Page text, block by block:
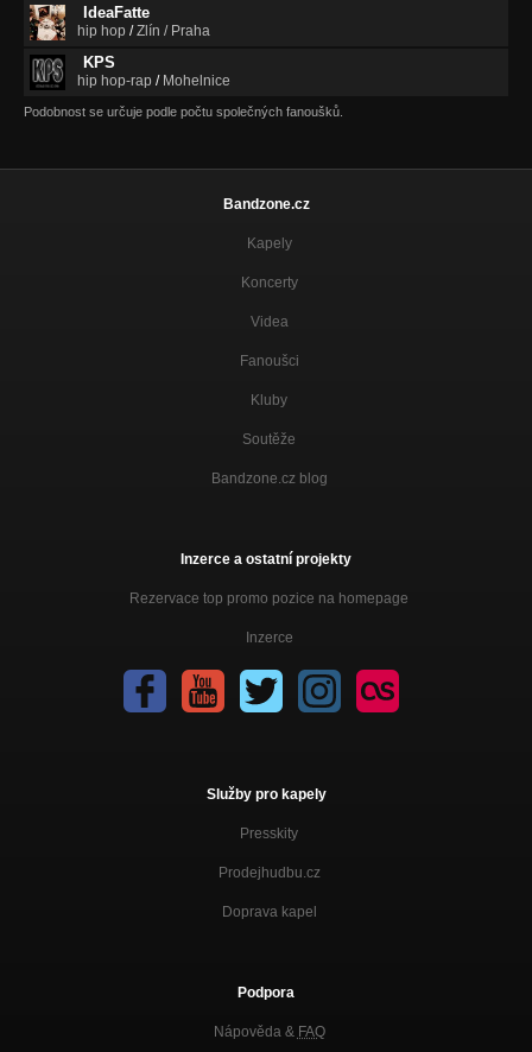
IdeaFatte
hip hop /Zlín / Praha
KPS
hip hop-rap / Mohelnice
Podobnost se určuje podle počtu společných fanoušků.
Bandzone.cz
Kapely
Koncerty
Videa
Fanoušci
Kluby
Soutěže
Bandzone.cz blog
Inzerce a ostatní projekty
Rezervace top promo pozice na homepage
Inzerce
Služby pro kapely
Presskity
Prodejhudbu.cz
Doprava kapel
Podpora
Nápověda & FAQ